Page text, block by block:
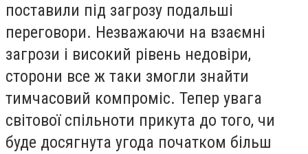
поставили під загрозу подальші
переговори. Незважаючи на взаємні
загрози і високий рівень недовіри,
сторони все ж таки змогли знайти
тимчасовий компроміс. Тепер увага
світової спільноти прикута до того, чи
буде досягнута угода початком більш